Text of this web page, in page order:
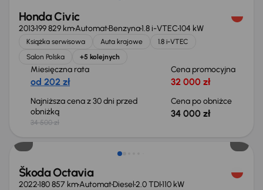
Honda Civic
2013199 829 kmAutomatBenzyna1.8 i-VTEC104 kW
Książka serwisowa Auta krajowe
1.8 i-VTEC
Salon Polska
+5 kolejnych
Miesięczna rata
od 202 zł
Cena promocyjna
32 000 zł
Najniższa cena z 30 dni przed
obniżką
34 500 zł
Cena po obniżce
34 000 zł
Świeżo skupione
Škoda Octavia
2022180 857 kmAutomatDiesel2.0 TDI110 kW